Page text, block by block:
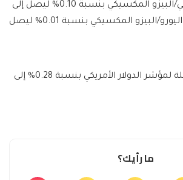
وارتفع الدولار الأمريكي/البيزو المكسيكي بنسبة 0.10% ليصل إلى
19.36، في حين ارتفع اليورو/البيزو المكسيكي بنسبة 0.01% ليصل
وارتفعت العقود الآجلة لمؤشر الدولار الأمريكي بنسبة 0.28% إلى
ما رأيك؟